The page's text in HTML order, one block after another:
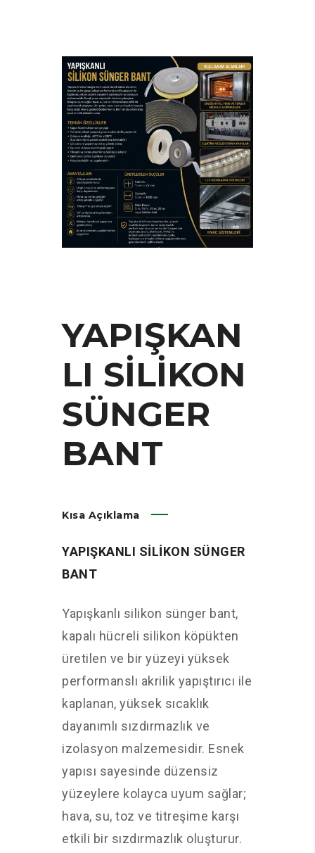
YAPIŞKAN
LI SİLİKON
SÜNGER
BANT
Kısa Açıklama
YAPIŞKANLI SİLİKON SÜNGER
BANT
Yapışkanlı silikon sünger bant,
kapalı hücreli silikon köpükten
üretilen ve bir yüzeyi yüksek
performanslı akrilik yapıştırıcı ile
kaplanan, yüksek sıcaklık
dayanımlı sızdırmazlık ve
izolasyon malzemesidir. Esnek
yapısı sayesinde düzensiz
yüzeylere kolayca uyum sağlar;
hava, su, toz ve titreşime karşı
etkili bir sızdırmazlık oluşturur.